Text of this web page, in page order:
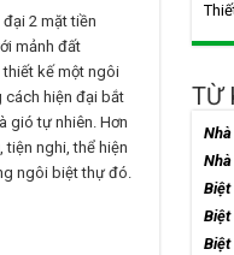
2 mặt tiền
mảnh đất
thiết kế một ngôi
cách hiện đại bắt
gió tự nhiên. Hơn
nghi, thể hiện
ngôi biệt thự đó.
TỪ
Biệt
Biệt
Biệt